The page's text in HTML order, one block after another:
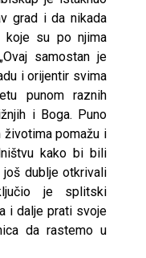
grad i da nikada
koje su po njima
samostan je
i orijentir svima
punom raznih
i Boga. Puno
pomažu i
kako bi bili
dublje otkrivali
je splitski
i dalje prati svoje
da rastemo u